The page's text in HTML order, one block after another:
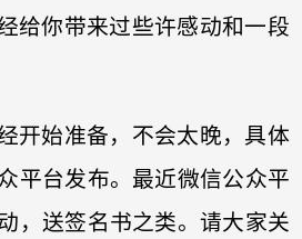
给你带来过些许感动和一段
开始准备，不会太晚，具体
平台发布。最近微信公众平
，送签名书之类。请大家关